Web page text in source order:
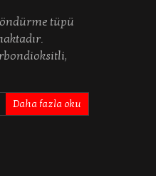
tüpü
Daha fazla oku